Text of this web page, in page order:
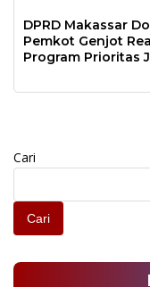
DPRD Makassar
Pemkot Genjot
Program Prioritas
Cari
Cari